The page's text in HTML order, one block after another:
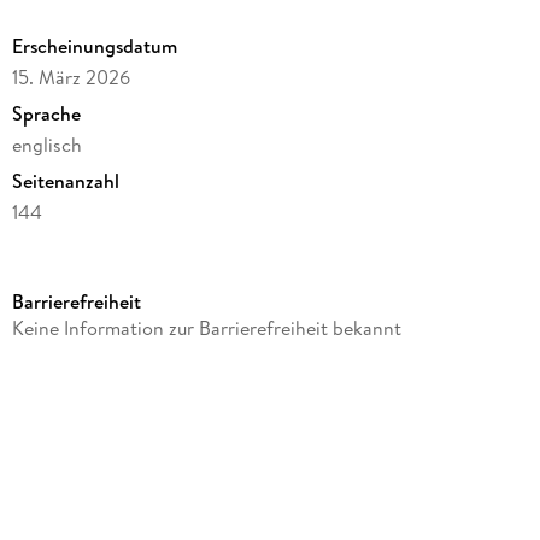
Erscheinungsdatum
15. März 2026
Sprache
englisch
Seitenanzahl
144
Verlag/Hersteller
Barrierefreiheit
Keine Information zur Barrierefreiheit bekannt